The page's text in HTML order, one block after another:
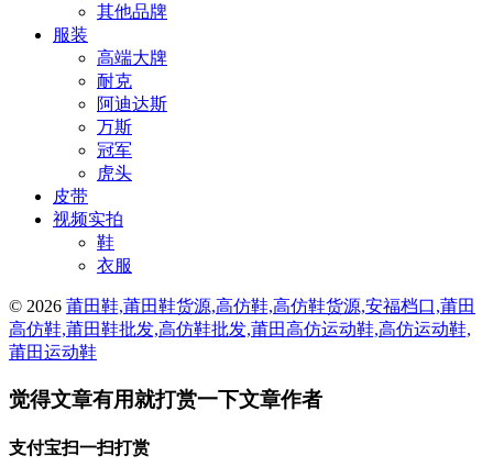
其他品牌
服装
高端大牌
耐克
阿迪达斯
万斯
冠军
虎头
皮带
视频实拍
鞋
衣服
© 2026 莆田鞋,莆田鞋货源,高仿鞋,高仿鞋货源,安福档口,莆田
高仿鞋,莆田鞋批发,高仿鞋批发,莆田高仿运动鞋,高仿运动鞋,
莆田运动鞋
觉得文章有用就打赏一下文章作者
支付宝扫一扫打赏